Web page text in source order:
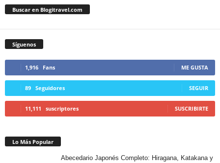
Buscar en Blogitravel.com
Síguenos
1,916 Fans ME GUSTA
89 Seguidores SEGUIR
11,111 suscriptores SUSCRIBIRTE
Lo Más Popular
Abecedario Japonés Completo: Hiragana, Katakana y